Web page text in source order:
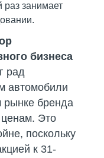
раз занимает
бизнеса
рад
автомобили
рынке бренда
Это
поскольку
к 31-